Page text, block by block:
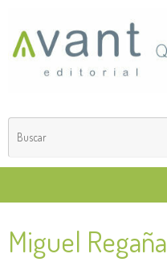
contenido
Miguel Regaña